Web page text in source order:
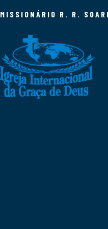
MISSIONÁRIO R. R.